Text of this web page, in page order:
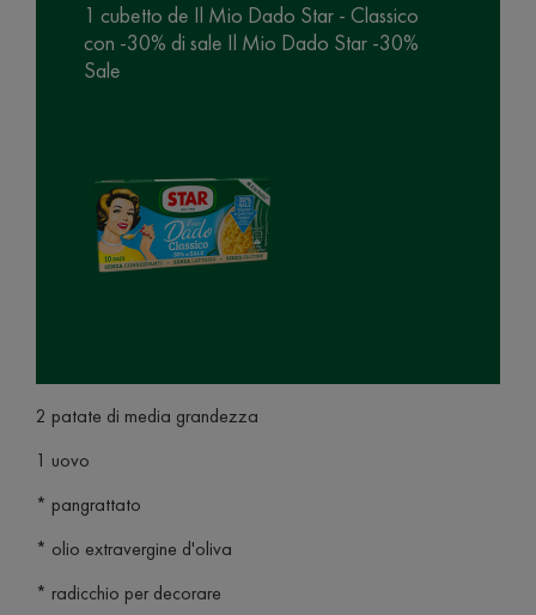
1 cubetto de Il Mio Dado Star - Classico
con -30% di sale Il Mio Dado Star -30%
Sale
2 patate di media grandezza
1 uovo
* pangrattato
* olio extravergine d'oliva
* radicchio per decorare